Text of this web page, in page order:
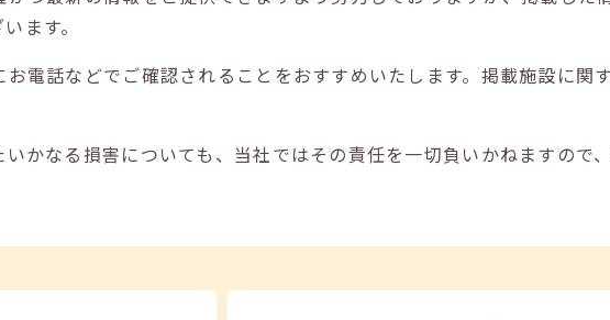
ます。
電話などでご確認されることをおすすめいたします。掲載施設に関
かなる損害についても、当社ではその責任を一切負いかねますので